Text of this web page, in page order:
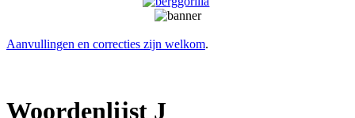
Aanvullingen en correcties zijn welkom.
Woordenlijst J